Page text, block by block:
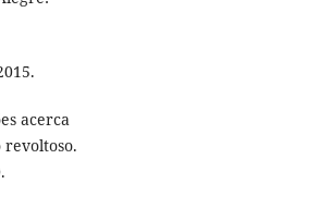
acerca
revoltoso.